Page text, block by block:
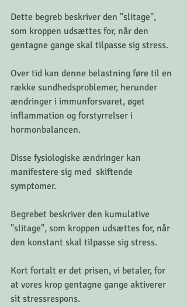
Dette begreb beskriver den "slitage",
som kroppen udsættes for, når den
gentagne gange skal tilpasse sig stress.
Over tid kan denne belastning føre til en
række sundhedsproblemer, herunder
ændringer i immunforsvaret, øget
inflammation og forstyrrelser i
hormonbalancen.
Disse fysiologiske ændringer kan
manifestere sig med  skiftende
symptomer.
Begrebet beskriver den kumulative
"slitage", som kroppen udsættes for, når
den konstant skal tilpasse sig stress.
Kort fortalt er det prisen, vi betaler, for
at vores krop gentagne gange aktiverer
sit stressrespons.